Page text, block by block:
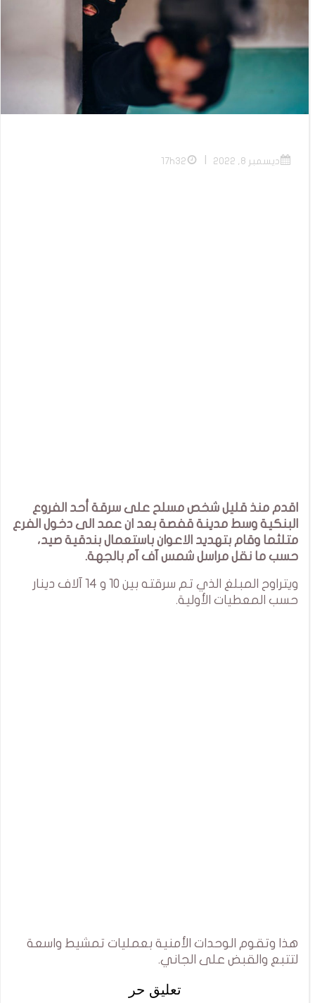
ديسمبر 8, 2022 17h32
اقدم منذ قليل شخص مسلح على سرقة أحد الفروع
البنكية وسط مدينة قفصة بعد ان عمد الى دخول الفرع
متلثما وقام بتهديد الاعوان باستعمال بندقية صيد،
حسب ما نقل مراسل شمس آف آم بالجهة.
ويتراوح المبلغ الذي تم سرقته بين 10 و 14 آلاف دينار
حسب المعطيات الأولية.
هذا وتقوم الوحدات الأمنية بعمليات تمشيط واسعة
لتتبع والقبض على الجاني.
تعليق حر